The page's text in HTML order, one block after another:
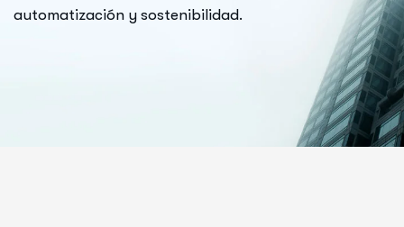
automatización y sostenibilidad.